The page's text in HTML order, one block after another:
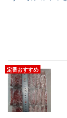
定番おすすめ